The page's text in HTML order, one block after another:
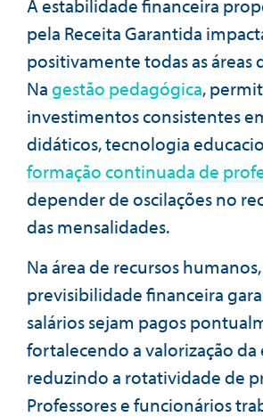
A estabilidade financeira
pela Receita Garantida
positivamente todas as áreas
Nagestão pedagógica,
investimentos consistentes
didáticos, tecnologia
formação continuada de
depender de oscilações no
das mensalidades.
Na área de recursos humanos,
previsibilidade financeira
salários sejam pagos
fortalecendo a valorização da
reduzindo a rotatividade de
Professores e funcionários